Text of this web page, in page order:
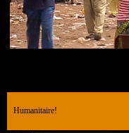
Humanitaire!